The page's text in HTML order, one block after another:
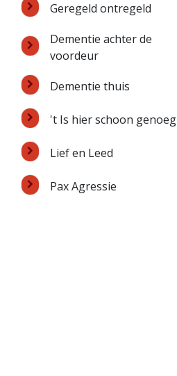
Geregeld ontregeld
Dementie achter de
voordeur
Dementie thuis
't Is hier schoon genoeg
Lief en Leed
Pax Agressie